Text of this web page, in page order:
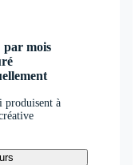
par mois
produisent à